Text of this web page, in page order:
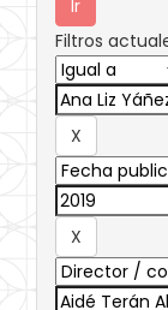
Filtros